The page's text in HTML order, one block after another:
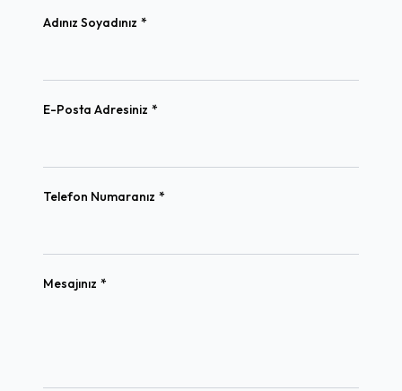
Adınız Soyadınız *
E-Posta Adresiniz *
Telefon Numaranız *
Mesajınız *